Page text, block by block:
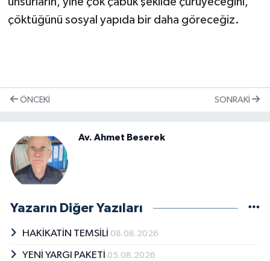
çöktüğünü sosyal yapıda bir daha göreceğiz.
ÖNCEKI SONRAKI
Av. Ahmet Beserek
Yazarın Diğer Yazıları
HAKİKATİN TEMSİLİ 08.08.2026
YENİ YARGI PAKETİ 05.08.2026